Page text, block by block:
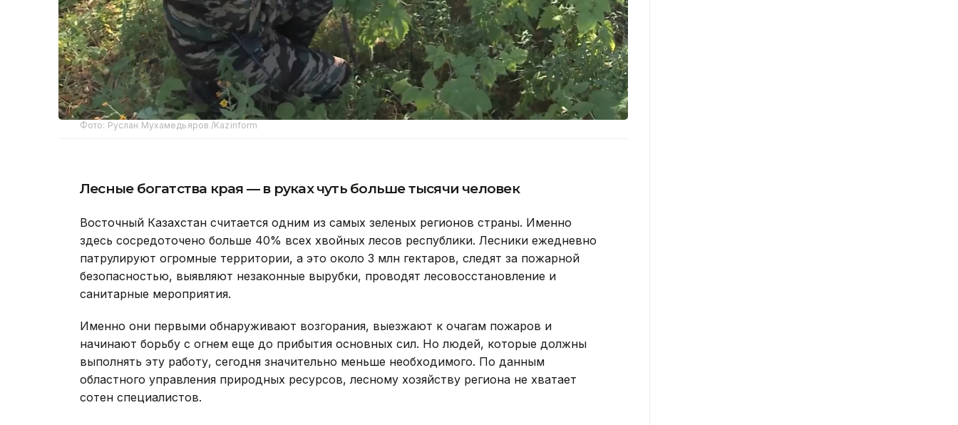
Фото: Руслан Мухамедьяров /Kazinform
Лесные богатства края — в руках чуть больше тысячи человек
Восточный Казахстан считается одним из самых зеленых регионов страны. Именно
здесь сосредоточено больше 40% всех хвойных лесов республики. Лесники ежедневно
патрулируют огромные территории, а это около 3 млн гектаров, следят за пожарной
безопасностью, выявляют незаконные вырубки, проводят лесовосстановление и
санитарные мероприятия.
Именно они первыми обнаруживают возгорания, выезжают к очагам пожаров и
начинают борьбу с огнем еще до прибытия основных сил. Но людей, которые должны
выполнять эту работу, сегодня значительно меньше необходимого. По данным
областного управления природных ресурсов, лесному хозяйству региона не хватает
сотен специалистов.